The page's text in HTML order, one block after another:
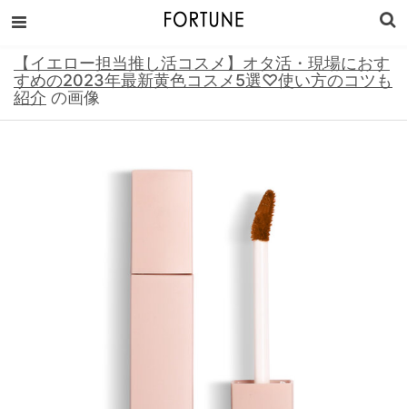
【イエロー担当推し活コスメ】オタ活・現場におす
すめの2023年最新黄色コスメ5選♡使い方のコツも
紹介 の画像